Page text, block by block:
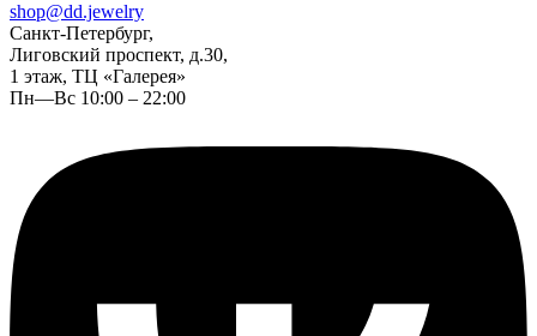
shop@dd.jewelry
Санкт-Петербург,
Лиговский проспект, д.30,
1 этаж, ТЦ «Галерея»
Пн—Вс 10:00 – 22:00